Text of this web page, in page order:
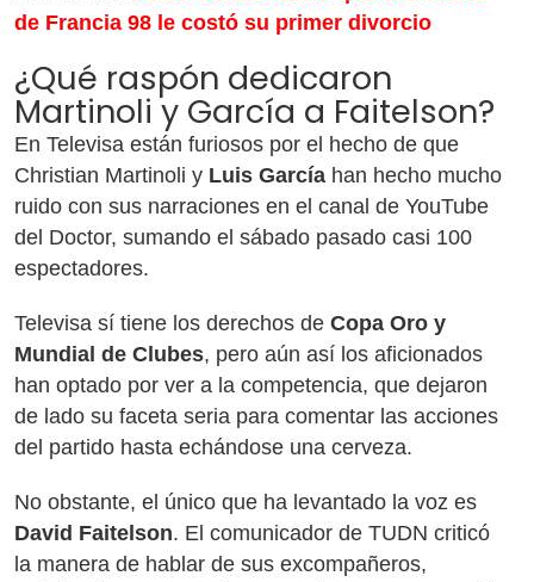
de Francia 98 le costó su primer divorcio
¿Qué raspón dedicaron
Martinoli y García a Faitelson?
En Televisa están furiosos por el hecho de que
Christian Martinoli y Luis García han hecho mucho
ruido con sus narraciones en el canal de YouTube
del Doctor, sumando el sábado pasado casi 100
espectadores.
Televisa sí tiene los derechos de Copa Oro y
Mundial de Clubes, pero aún así los aficionados
han optado por ver a la competencia, que dejaron
de lado su faceta seria para comentar las acciones
del partido hasta echándose una cerveza.
No obstante, el único que ha levantado la voz es
David Faitelson. El comunicador de TUDN criticó
la manera de hablar de sus excompañeros,